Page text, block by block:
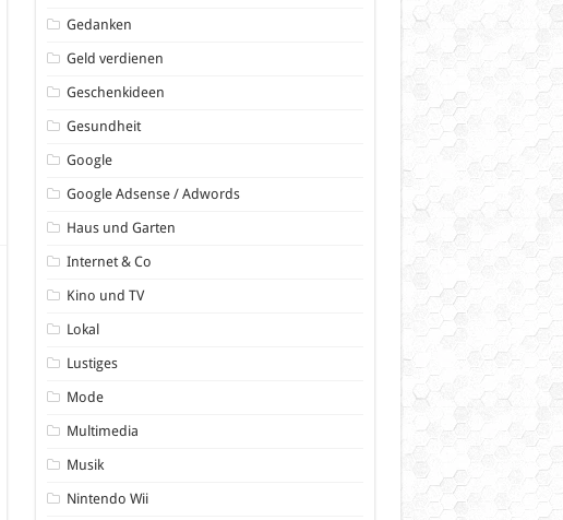
Gedanken
Geld verdienen
Geschenkideen
Gesundheit
Google
Google Adsense / Adwords
Haus und Garten
Internet & Co
Kino und TV
Lokal
Lustiges
Mode
Multimedia
Musik
Nintendo Wii